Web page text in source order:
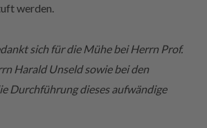
werden.
sich für die Mühe bei Herrn Prof.
Harald Unseld sowie bei den
Durchführung dieses aufwändige